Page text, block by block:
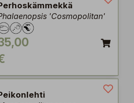
'Cosmopolitan'